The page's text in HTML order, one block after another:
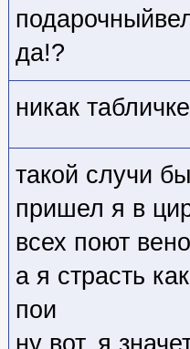
да!?
никак табличке
такой случи
пришел я в
всех поют
а я страсть
пои